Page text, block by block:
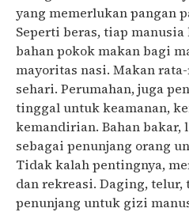
yang memerlukan pangan
Seperti beras, tiap
bahan pokok makan bagi
mayoritas nasi. Makan
sehari. Perumahan, juga
tinggal untuk keamanan,
kemandirian. Bahan
sebagai penunjang orang
Tidak kalah pentingnya,
dan rekreasi. Daging, telur,
penunjang untuk gizi